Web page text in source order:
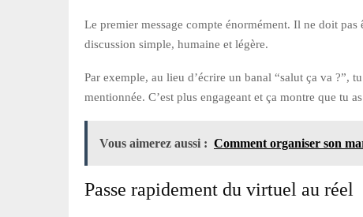
Le premier message compte énormément. Il ne doit
discussion simple, humaine et légère.
Par exemple, au lieu d’écrire un banal “salut ça va ?”,
mentionnée. C’est plus engageant et ça montre que tu
Vous aimerez aussi : Comment organiser son
Passe rapidement du virtuel au réel